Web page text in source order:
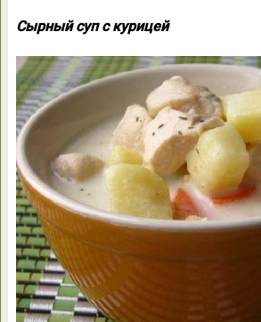
Сырный суп с курицей